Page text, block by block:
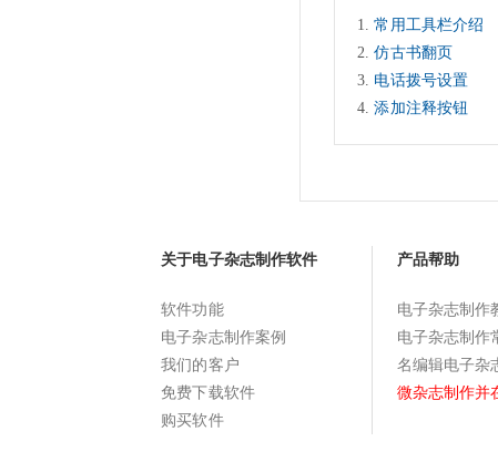
常用工具栏介绍
仿古书翻页
电话拨号设置
添加注释按钮
关于电子杂志制作软件
软件功能
电子杂志制作案例
我们的客户
免费下载软件
购买软件
产品帮助
电子杂志制作
电子杂志制作
名编辑电子杂
微杂志制作并